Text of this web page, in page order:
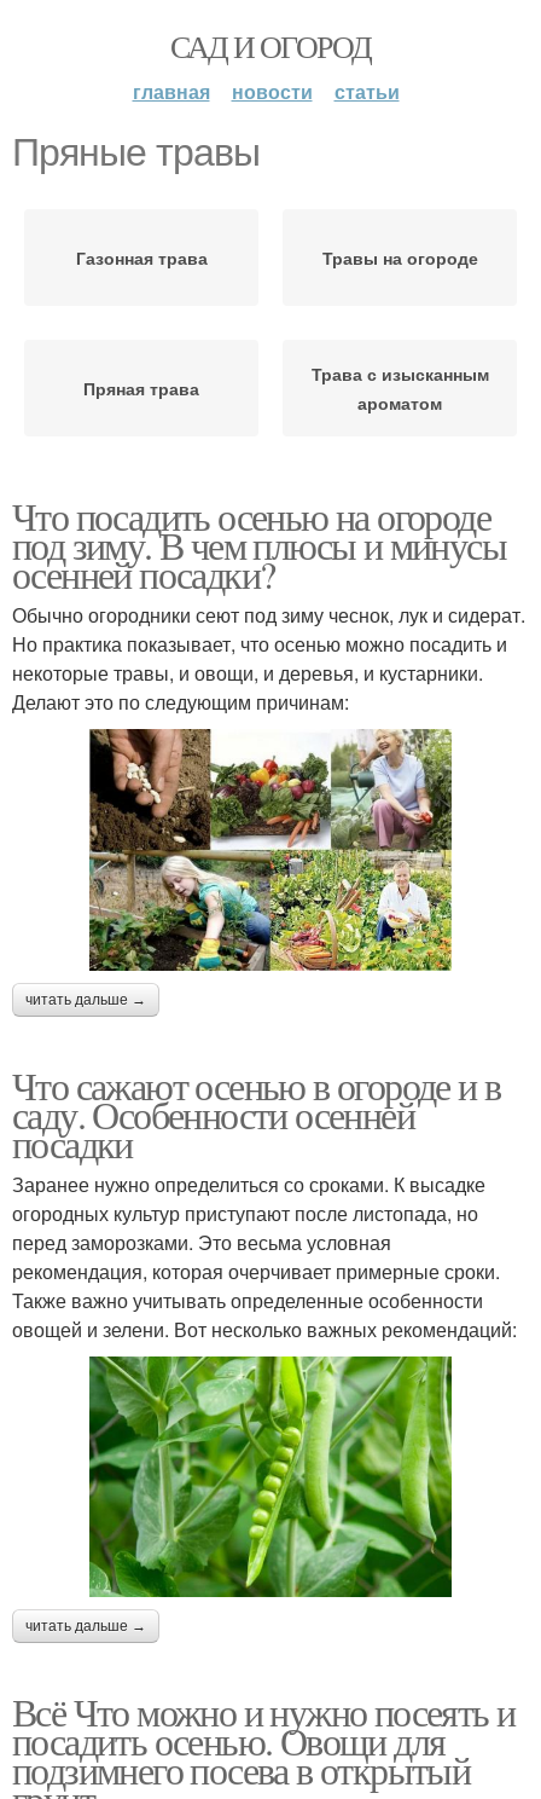
САД И ОГОРОД
главная новости статьи
Пряные травы
Газонная трава Травы на огороде
Пряная трава
Трава с изысканным
ароматом
Что посадить осенью на огороде
под зиму. В чем плюсы и минусы
осенней посадки?
Обычно огородники сеют под зиму чеснок, лук и сидерат.
Но практика показывает, что осенью можно посадить и
некоторые травы, и овощи, и деревья, и кустарники.
Делают это по следующим причинам:
читать дальше →
Что сажают осенью в огороде и в
саду. Особенности осенней
посадки
Заранее нужно определиться со сроками. К высадке
огородных культур приступают после листопада, но
перед заморозками. Это весьма условная
рекомендация, которая очерчивает примерные сроки.
Также важно учитывать определенные особенности
овощей и зелени. Вот несколько важных рекомендаций:
читать дальше →
Всё Что можно и нужно посеять и
посадить осенью. Овощи для
подзимнего посева в открытый